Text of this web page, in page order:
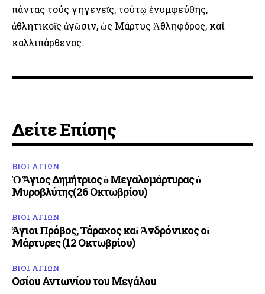
πάντας τούς γηγενεῖς, τούτῳ ἐνυμφεύθης,
ἀθλητικοῖς ἀγῶσιν, ὡς Μάρτυς Ἀθληφόρος, καί
καλλιπάρθενος.
Δείτε Επίσης
ΒΙΟΙ ΑΓΙΩΝ
Ὁ Ἅγιος Δημήτριος ὁ Μεγαλομάρτυρας ὁ
Μυροβλύτης(26 Οκτωβρίου)
ΒΙΟΙ ΑΓΙΩΝ
Ἅγιοι Πρόβος, Τάραχος καὶ Ἀνδρόνικος οἱ
Μάρτυρες (12 Οκτωβρίου)
ΒΙΟΙ ΑΓΙΩΝ
Οσίου Αντωνίου του Μεγάλου